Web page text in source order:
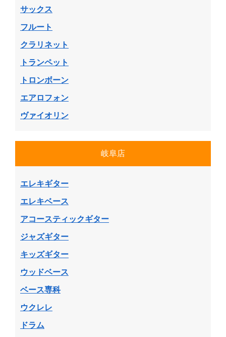
サックス
フルート
クラリネット
トランペット
トロンボーン
エアロフォン
ヴァイオリン
岐阜店
エレキギター
エレキベース
アコースティックギター
ジャズギター
キッズギター
ウッドベース
ベース専科
ウクレレ
ドラム